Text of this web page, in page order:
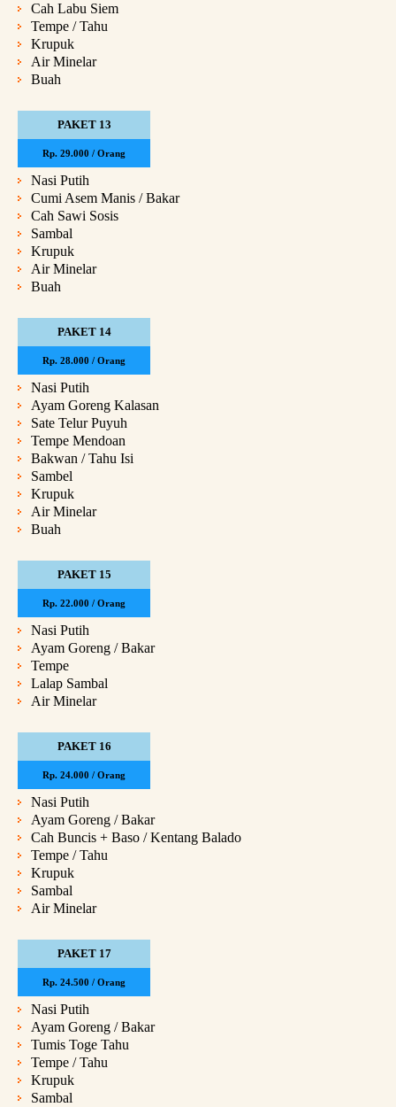
Cah Labu Siem
Tempe / Tahu
Krupuk
Air Minelar
Buah
PAKET 13
Rp. 29.000 / Orang
Nasi Putih
Cumi Asem Manis / Bakar
Cah Sawi Sosis
Sambal
Krupuk
Air Minelar
Buah
PAKET 14
Rp. 28.000 / Orang
Nasi Putih
Ayam Goreng Kalasan
Sate Telur Puyuh
Tempe Mendoan
Bakwan / Tahu Isi
Sambel
Krupuk
Air Minelar
Buah
PAKET 15
Rp. 22.000 / Orang
Nasi Putih
Ayam Goreng / Bakar
Tempe
Lalap Sambal
Air Minelar
PAKET 16
Rp. 24.000 / Orang
Nasi Putih
Ayam Goreng / Bakar
Cah Buncis + Baso / Kentang Balado
Tempe / Tahu
Krupuk
Sambal
Air Minelar
PAKET 17
Rp. 24.500 / Orang
Nasi Putih
Ayam Goreng / Bakar
Tumis Toge Tahu
Tempe / Tahu
Krupuk
Sambal